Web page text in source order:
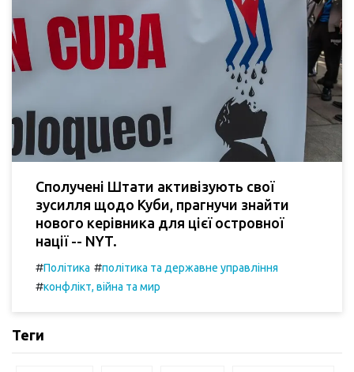
Сполучені Штати активізують свої
зусилля щодо Куби, прагнучи знайти
нового керівника для цієї островної
нації -- NYT.
#Політика #політика та державне управління
#конфлікт, війна та мир
Теги